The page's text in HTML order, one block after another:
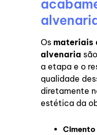
Os materiais
alvenaria
a etapa e o
qualidade
diretamente
estética da
Cimento